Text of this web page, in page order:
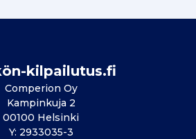
kilpailutus.fi
Comperion Oy
Kampinkuja 2
00100 Helsinki
Y: 2933035-3